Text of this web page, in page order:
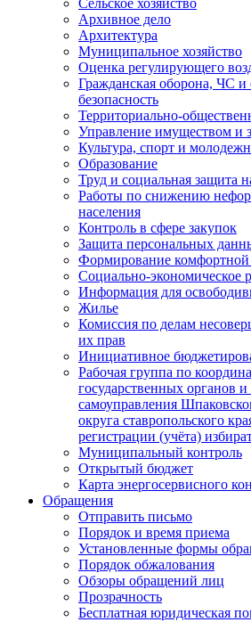
Сельское хозяйство
Архивное дело
Архитектура
Муниципальное хозяйство
Оценка регулирующего
Гражданская оборона, ЧС и
безопасность
Территориально-
Управление имуществом и
Культура, спорт и
Образование
Труд и социальная защита
Работы по снижению
населения
Контроль в сфере закупок
Защита персональных
Формирование комфортной
Социально-экономическое
Информация для
Жилье
Комиссия по делам
их прав
Инициативное
Рабочая группа по
государственных органов
самоуправления
округа ставропольского
регистрации (учёта)
Муниципальный контроль
Открытый бюджет
Карта энергосервисного
Обращения
Отправить письмо
Порядок и время приема
Установленные формы
Порядок обжалования
Обзоры обращений лиц
Прозрачность
Бесплатная юридическая